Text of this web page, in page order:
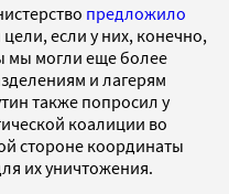
предложило
если у них, конечно,
мы могли еще более
и лагерям
также попросил у
коалиции во
стороне координаты
их уничтожения.